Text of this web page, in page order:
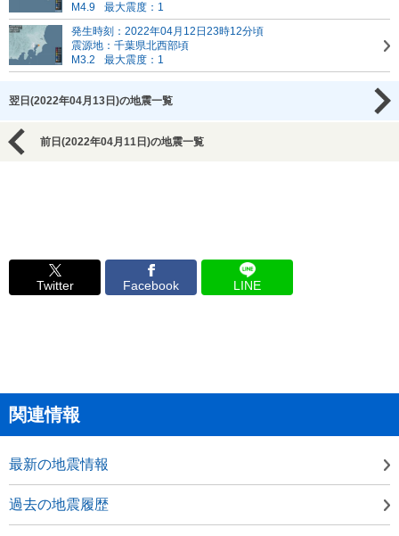
M4.9
最大震度：1
発生時刻：2022年04月12日23時12分頃
震源地：千葉県北西部頃
M3.2
最大震度：1
翌日(2022年04月13日)の地震一覧
前日(2022年04月11日)の地震一覧
Twitter Facebook LINE
関連情報
最新の地震情報
過去の地震履歴